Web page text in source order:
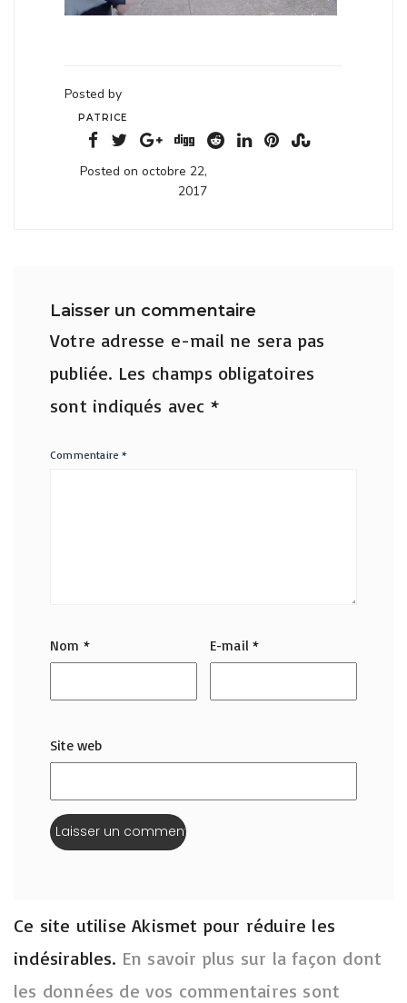
Posted by
PATRICE
Posted on octobre 22,
2017
Laisser un commentaire
Votre adresse e-mail ne sera pas
publiée. Les champs obligatoires
sont indiqués avec *
Commentaire*
Nom * E-mail*
Site web
Ce site utilise Akismet pour réduire les
indésirables. En savoir plus sur la façon dont
les données de vos commentaires sont